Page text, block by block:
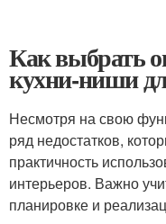
Как выбрать
кухни-ниши
Несмотря на свою
ряд недостатков,
практичность
интерьеров. Важно
планировке и